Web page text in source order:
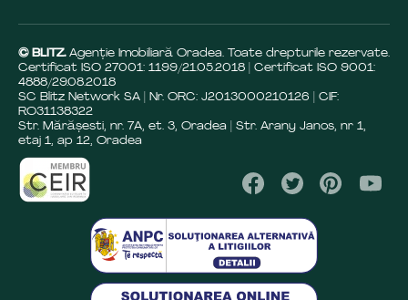
© BLITZ. Agenție Imobiliară Oradea. Toate drepturile rezervate.
Certificat ISO 27001: 1199/21.05.2018 | Certificat ISO 9001:
4888/29.08.2018
SC Blitz Network SA | Nr. ORC: J2013000210126 | CIF:
RO31138322
Str. Mărășesti, nr. 7A, et. 3, Oradea | Str. Arany Janos, nr 1,
etaj 1, ap 12, Oradea